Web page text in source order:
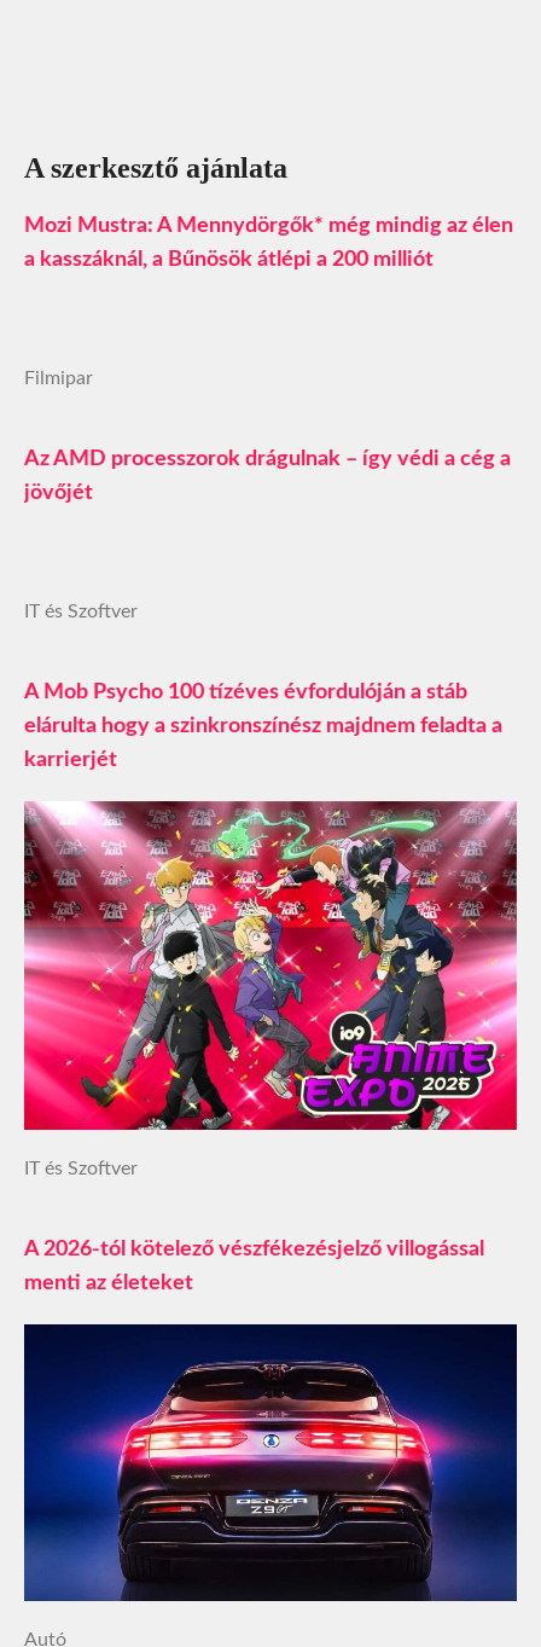
A szerkesztő ajánlata
Mozi Mustra: A Mennydörgők* még mindig az élen
a kasszáknál, a Bűnösök átlépi a 200 milliót
Filmipar
Az AMD processzorok drágulnak – így védi a cég a
jövőjét
IT és Szoftver
A Mob Psycho 100 tízéves évfordulóján a stáb
elárulta hogy a szinkronszínész majdnem feladta a
karrierjét
IT és Szoftver
A 2026-tól kötelező vészfékezésjelző villogással
menti az életeket
Autó